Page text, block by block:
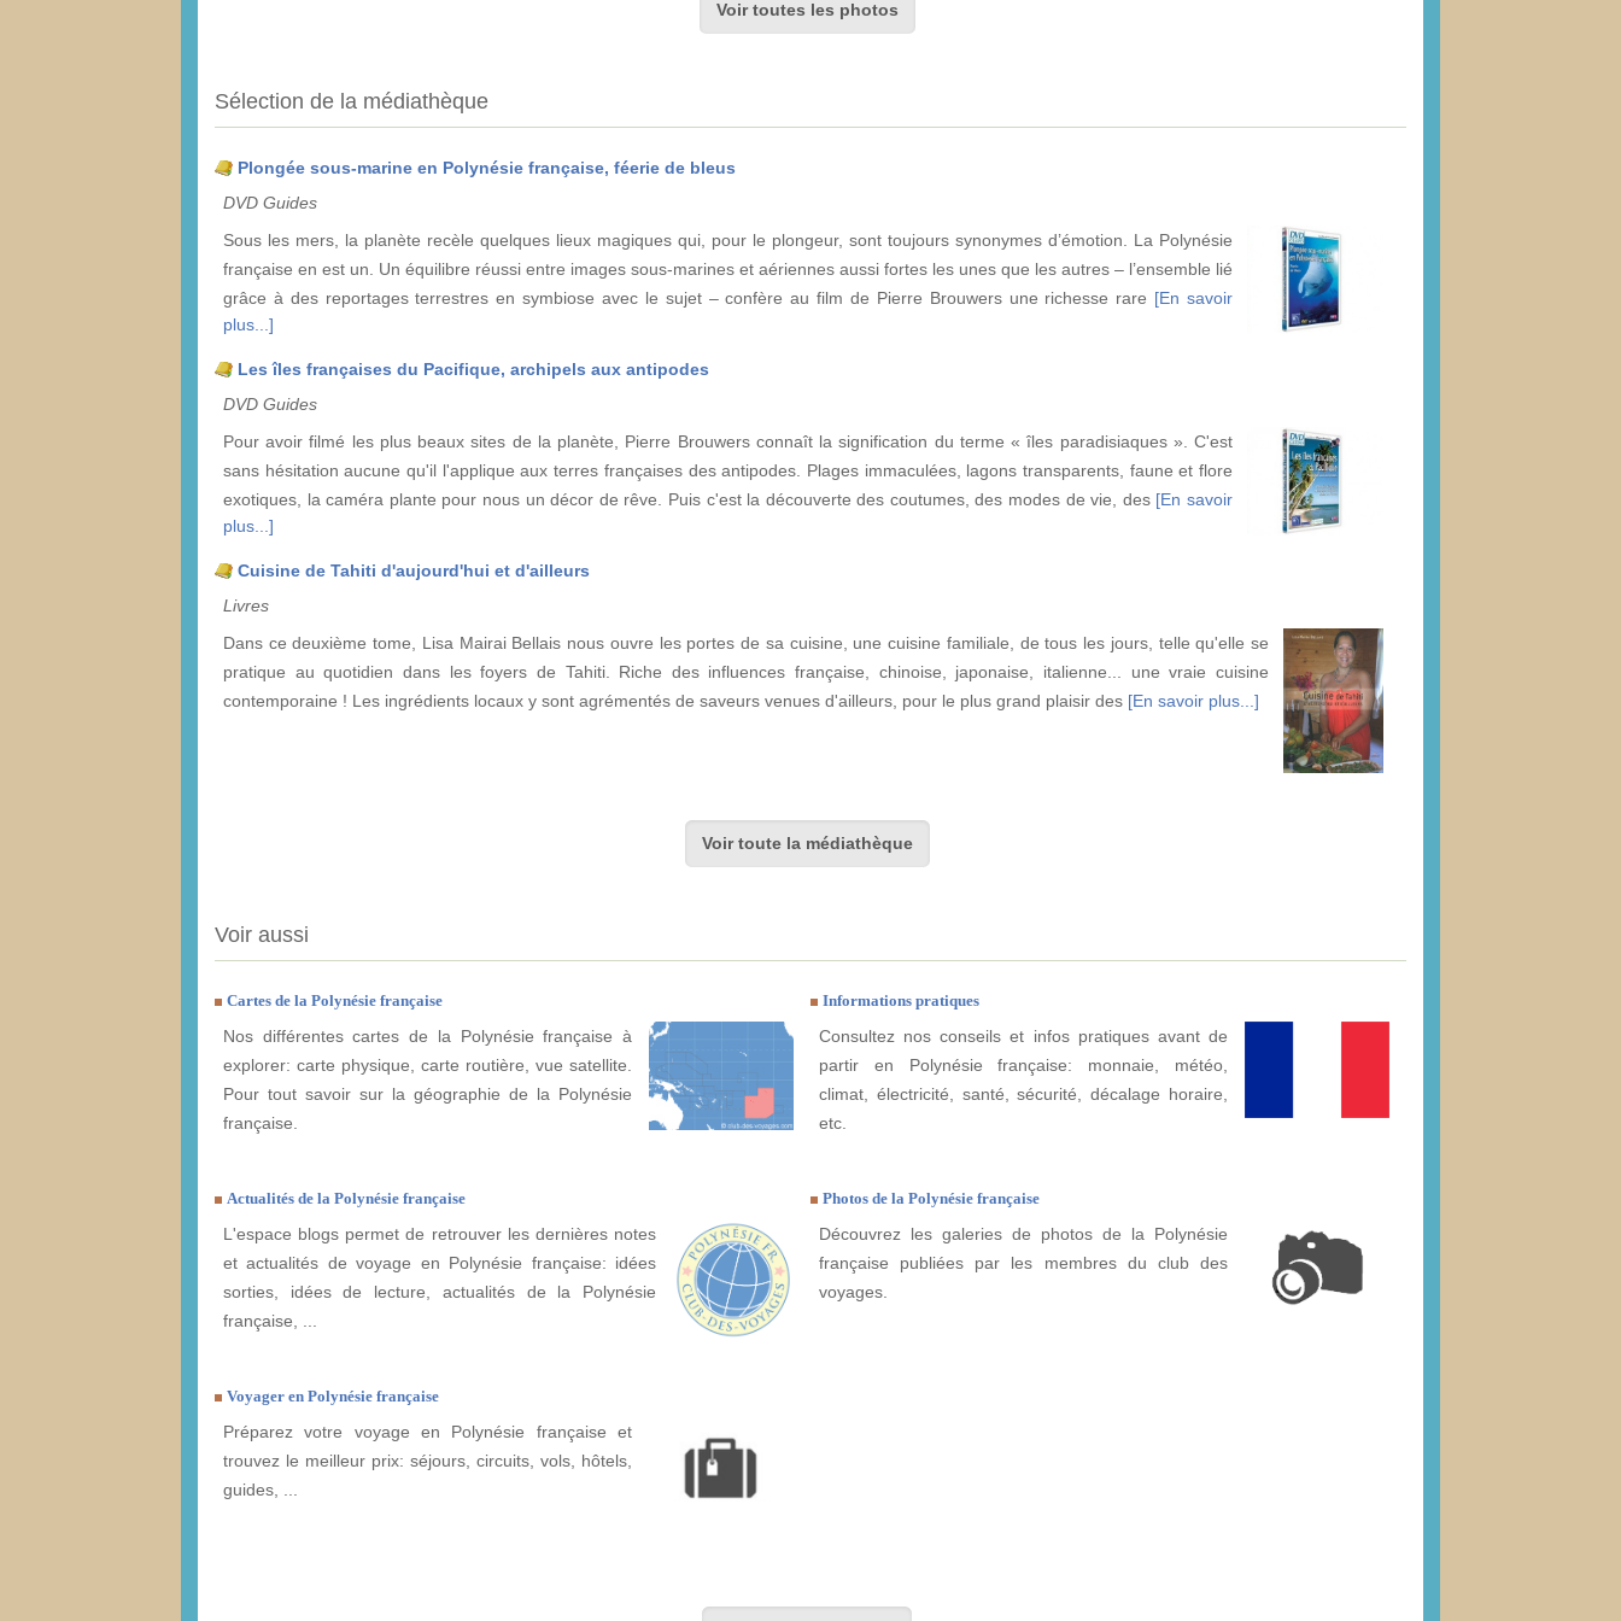
Voir toutes les photos
Sélection de la médiathèque
Plongée sous-marine en Polynésie française, féerie de bleus
DVD Guides
Sous les mers, la planète recèle quelques lieux magiques qui, pour le plongeur, sont toujours synonymes d’émotion. La Polynésie
française en est un. Un équilibre réussi entre images sous-marines et aériennes aussi fortes les unes que les autres – l’ensemble lié
grâce à des reportages terrestres en symbiose avec le sujet – confère au film de Pierre Brouwers une richesse rare [En savoir
plus...]
Les îles françaises du Pacifique, archipels aux antipodes
DVD Guides
Pour avoir filmé les plus beaux sites de la planète, Pierre Brouwers connaît la signification du terme « îles paradisiaques ». C'est
sans hésitation aucune qu'il l'applique aux terres françaises des antipodes. Plages immaculées, lagons transparents, faune et flore
exotiques, la caméra plante pour nous un décor de rêve. Puis c'est la découverte des coutumes, des modes de vie, des [En savoir
plus...]
Cuisine de Tahiti d'aujourd'hui et d'ailleurs
Livres
Dans ce deuxième tome, Lisa Mairai Bellais nous ouvre les portes de sa cuisine, une cuisine familiale, de tous les jours, telle qu'elle se
pratique au quotidien dans les foyers de Tahiti. Riche des influences française, chinoise, japonaise, italienne... une vraie cuisine
contemporaine ! Les ingrédients locaux y sont agrémentés de saveurs venues d'ailleurs, pour le plus grand plaisir des [En savoir plus...]
Voir toute la médiathèque
Voir aussi
Cartes de la Polynésie française
Nos différentes cartes de la Polynésie française à
explorer: carte physique, carte routière, vue satellite.
Pour tout savoir sur la géographie de la Polynésie
française.
Informations pratiques
Consultez nos conseils et infos pratiques avant de
partir en Polynésie française: monnaie, météo,
climat, électricité, santé, sécurité, décalage horaire,
etc.
Actualités de la Polynésie française
L'espace blogs permet de retrouver les dernières notes
et actualités de voyage en Polynésie française: idées
sorties, idées de lecture, actualités de la Polynésie
française, ...
Photos de la Polynésie française
Découvrez les galeries de photos de la Polynésie
française publiées par les membres du club des
voyages.
Voyager en Polynésie française
Préparez votre voyage en Polynésie française et
trouvez le meilleur prix: séjours, circuits, vols, hôtels,
guides, ...